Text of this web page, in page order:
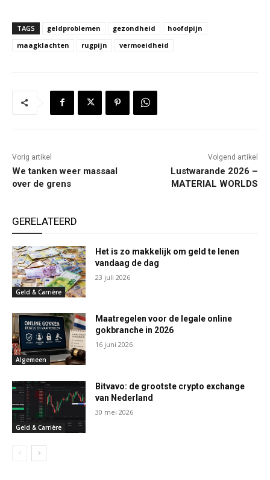
TAGS geldproblemen gezondheid
hoofdpijn
maagklachten
rugpijn vermoeidheid
Vorig artikel
We tanken weer massaal
over de grens
Volgend artikel
Lustwarande 2026 –
MATERIAL WORLDS
GERELATEERD
Geld & Carrière
Het is zo makkelijk om geld te lenen
vandaag de dag
23 juli 2026
Algemeen
Maatregelen voor de legale online
gokbranche in 2026
16 juni 2026
Geld & Carrière
Bitvavo: de grootste crypto exchange
van Nederland
30 mei 2026